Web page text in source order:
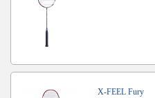
X-FEEL Fury